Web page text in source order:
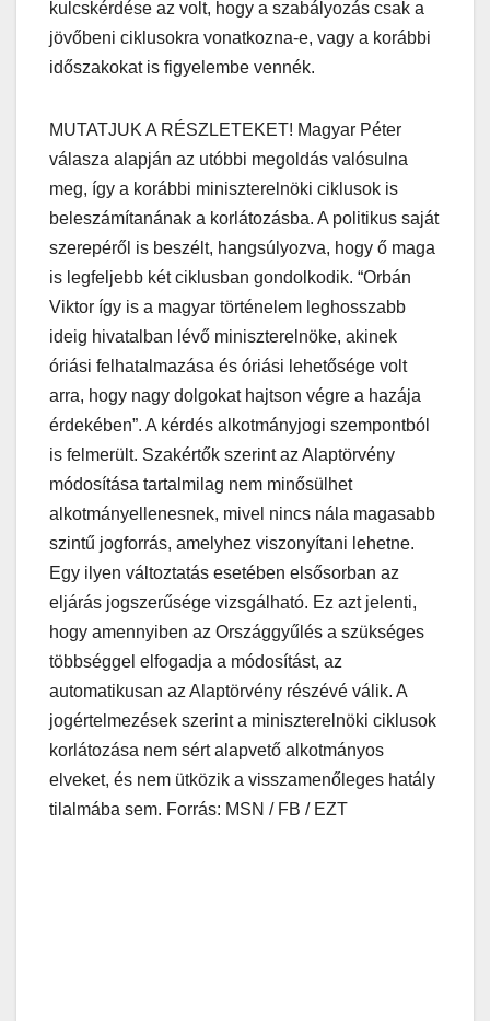
kulcskérdése az volt, hogy a szabályozás csak a
jövőbeni ciklusokra vonatkozna-e, vagy a korábbi
időszakokat is figyelembe vennék.
MUTATJUK A RÉSZLETEKET! Magyar Péter
válasza alapján az utóbbi megoldás valósulna
meg, így a korábbi miniszterelnöki ciklusok is
beleszámítanának a korlátozásba. A politikus saját
szerepéről is beszélt, hangsúlyozva, hogy ő maga
is legfeljebb két ciklusban gondolkodik. “Orbán
Viktor így is a magyar történelem leghosszabb
ideig hivatalban lévő miniszterelnöke, akinek
óriási felhatalmazása és óriási lehetősége volt
arra, hogy nagy dolgokat hajtson végre a hazája
érdekében”. A kérdés alkotmányjogi szempontból
is felmerült. Szakértők szerint az Alaptörvény
módosítása tartalmilag nem minősülhet
alkotmányellenesnek, mivel nincs nála magasabb
szintű jogforrás, amelyhez viszonyítani lehetne.
Egy ilyen változtatás esetében elsősorban az
eljárás jogszerűsége vizsgálható. Ez azt jelenti,
hogy amennyiben az Országgyűlés a szükséges
többséggel elfogadja a módosítást, az
automatikusan az Alaptörvény részévé válik. A
jogértelmezések szerint a miniszterelnöki ciklusok
korlátozása nem sért alapvető alkotmányos
elveket, és nem ütközik a visszamenőleges hatály
tilalmába sem. Forrás: MSN / FB / EZT